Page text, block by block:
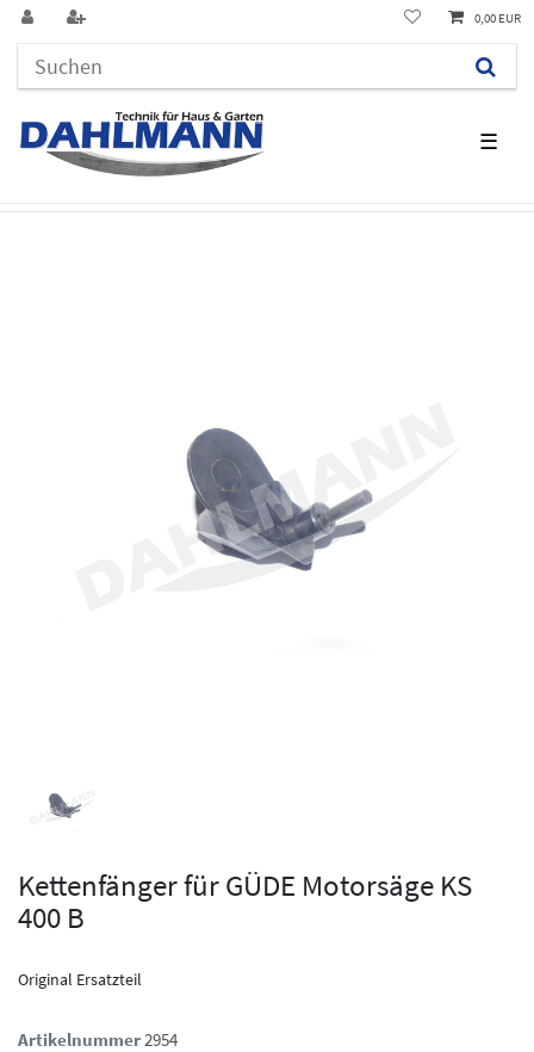
☰
0,00 EUR
Kettenfänger für GÜDE Motorsäge KS
400 B
Original Ersatzteil
Artikelnummer2954